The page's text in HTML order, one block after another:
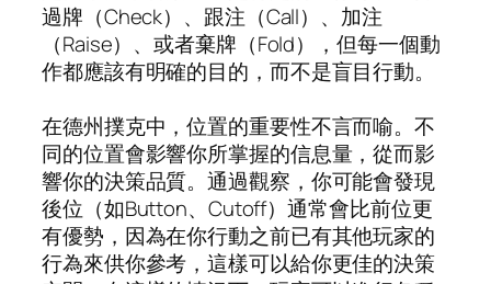
過牌（Check）、跟注（Call）、加注
（Raise）、或者棄牌（Fold），但每一個動
作都應該有明確的目的，而不是盲目行動。
在德州撲克中，位置的重要性不言而喻。不
同的位置會影響你所掌握的信息量，從而影
響你的決策品質。通過觀察，你可能會發現
後位（如Button、Cutoff）通常會比前位更
有優勢，因為在你行動之前已有其他玩家的
行為來供你參考，這樣可以給你更佳的決策